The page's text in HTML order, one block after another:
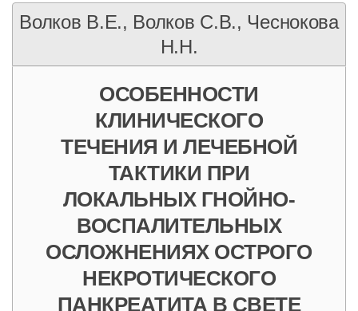
Волков В.Е., Волков С.В., Чеснокова
Н.Н.
ОСОБЕННОСТИ
КЛИНИЧЕСКОГО
ТЕЧЕНИЯ И ЛЕЧЕБНОЙ
ТАКТИКИ ПРИ
ЛОКАЛЬНЫХ ГНОЙНО-
ВОСПАЛИТЕЛЬНЫХ
ОСЛОЖНЕНИЯХ ОСТРОГО
НЕКРОТИЧЕСКОГО
ПАНКРЕАТИТА В СВЕТЕ